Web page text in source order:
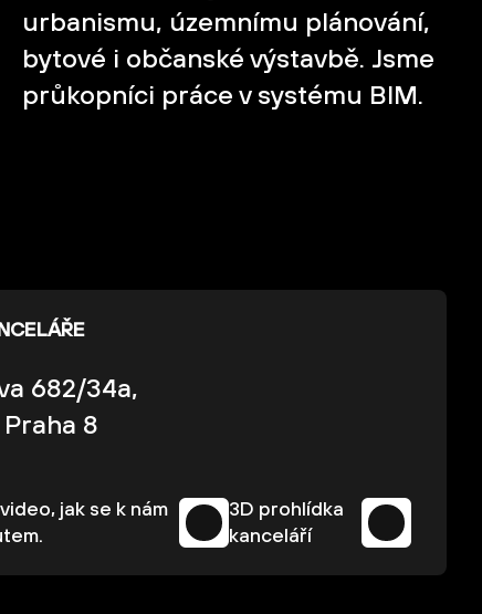
urbanismu, územnímu plánování,
bytové i občanské výstavbě. Jsme
průkopníci práce v systému BIM.
682/34a,
8
jak se k nám
3D prohlídka
kanceláří